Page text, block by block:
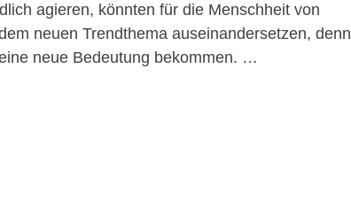
agieren, könnten für die Menschheit von
neuen Trendthema auseinandersetzen, denn
neue Bedeutung bekommen. …